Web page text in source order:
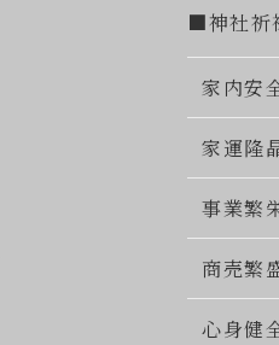
■神社祈
家内安
家運隆
事業繁
商売繁
心身健